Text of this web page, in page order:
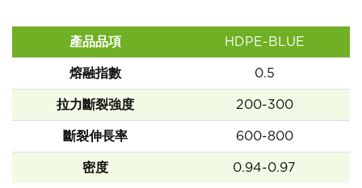
產品品項 HDPE-BLUE
熔融指數 0.5
拉力斷裂強度 200-300
斷裂伸長率 600-800
密度 0.94-0.97